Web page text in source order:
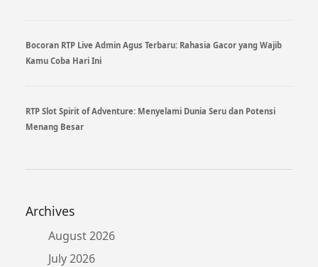
Bocoran RTP Live Admin Agus Terbaru: Rahasia Gacor yang Wajib
Kamu Coba Hari Ini
RTP Slot Spirit of Adventure: Menyelami Dunia Seru dan Potensi
Menang Besar
Archives
August 2026
July 2026